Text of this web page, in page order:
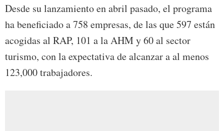
Desde su lanzamiento en abril pasado, el programa
ha beneficiado a 758 empresas, de las que 597 están
acogidas al RAP, 101 a la AHM y 60 al sector
turismo, con la expectativa de alcanzar a al menos
123,000 trabajadores.